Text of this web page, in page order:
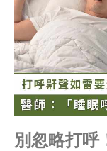
別忽略打呼